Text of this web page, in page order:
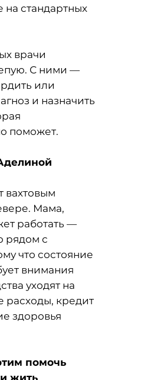
стандартных
врачи
С ними —
или
и назначить
поможет.
вахтовым
Мама,
работать —
рядом с
что состояние
внимания
уходят на
расходы, кредит
здоровья
помочь